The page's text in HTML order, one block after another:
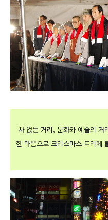
차 없는 거리, 문화와 예술의
한 마음으로 크리스마스 트리에